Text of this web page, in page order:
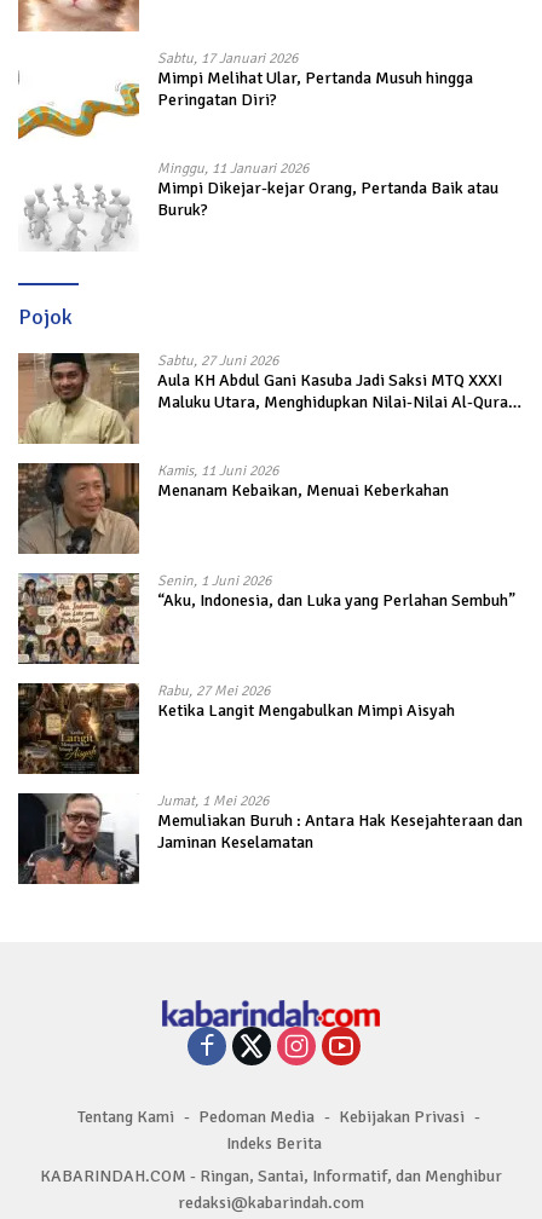
Sabtu, 17 Januari 2026
Mimpi Melihat Ular, Pertanda Musuh hingga
Peringatan Diri?
Minggu, 11 Januari 2026
Mimpi Dikejar-kejar Orang, Pertanda Baik atau
Buruk?
Pojok
Sabtu, 27 Juni 2026
Aula KH Abdul Gani Kasuba Jadi Saksi MTQ XXXI
Maluku Utara, Menghidupkan Nilai-Nilai Al-Quran
Kamis, 11 Juni 2026
Menanam Kebaikan, Menuai Keberkahan
Senin, 1 Juni 2026
“Aku, Indonesia, dan Luka yang Perlahan Sembuh”
Rabu, 27 Mei 2026
Ketika Langit Mengabulkan Mimpi Aisyah
Jumat, 1 Mei 2026
Memuliakan Buruh : Antara Hak Kesejahteraan dan
Jaminan Keselamatan
Tentang Kami Pedoman Media
Kebijakan Privasi
Indeks Berita
KABARINDAH.COM - Ringan, Santai, Informatif, dan Menghibur
redaksi@kabarindah.com